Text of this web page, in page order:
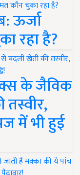
ऊर्जा
रहा है?
के जैविक
तस्वीर,
में भी हुई